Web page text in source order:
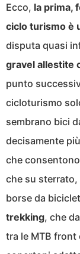
Ecco, la prima,
ciclo turismo è
disputa quasi
gravel allestite
punto
cicloturismo
sembrano bici
decisamente
che
che su
borse da
trekking, che
tra le MTB front